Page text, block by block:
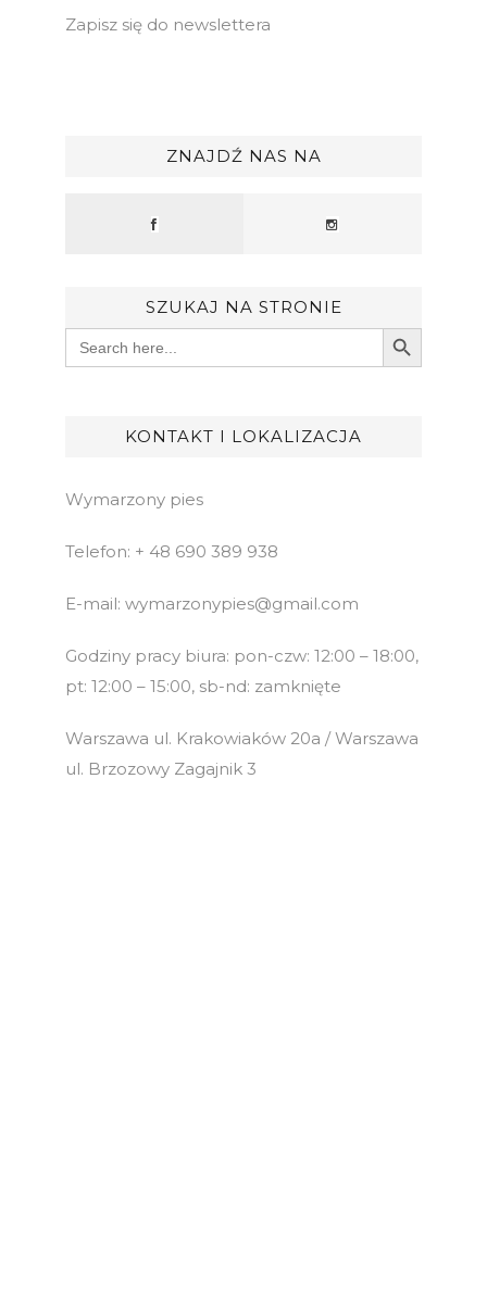
Zapisz się do newslettera
ZNAJDŹ NAS NA
SZUKAJ NA STRONIE
Search
for:
Search Button
KONTAKT I LOKALIZACJA
Wymarzony pies
Telefon: + 48 690 389 938
E-mail: wymarzonypies@gmail.com
Godziny pracy biura: pon-czw: 12:00 – 18:00,
pt: 12:00 – 15:00, sb-nd: zamknięte
Warszawa ul. Krakowiaków 20a / Warszawa
ul. Brzozowy Zagajnik 3